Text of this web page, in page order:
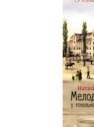
Науково-популярна
Навчальна
Енциклопедії,
Подарункові